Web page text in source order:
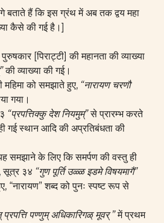
बताते हैं कि इस ग्रंथ में अब तक द्वय महा
कैसे की गई है।]
[पिराट्टी] की महानता की व्याख्या
की व्याख्या की गई।
महिमा को समझाते हुए, “नारायण चरणौ
गया।
“प्रपत्तिक्कु देश नियमुम्‌”से प्रारम्भ करते
गई स्थान आदि की अप्रतिबंधता की
समझाने के लिए कि समर्पण की वस्तु ही
सूत्र ३४ “गुण पूर्ति उळ्ळ इडमे विषयमागै”
“नारायण” शब्द को पुनः स्पष्ट रूप से
प्रपत्ति पण्णुम्‌ अधिकारिगळ्‌ मूवर्‌ ”में प्रथम